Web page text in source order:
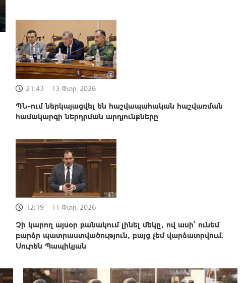
21:43 13 Փտր, 2026
ՊՆ-ում ներկայացվել են հաշվապահական հաշվառման
համակարգի ներդրման արդյունքները
12:19 11 Փտր, 2026
Չի կարող այսօր բանակում լինել մեկը, ով ասի՝ ունեմ
բարձր պատրաստվածություն, բայց չեմ վարձատրվում.
Սուրեն Պապիկյան